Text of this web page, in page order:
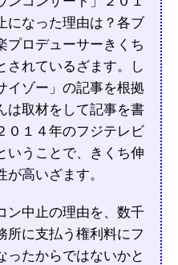
になった理由は？各ブ
プロデューサーきくち
されているざます。し
イゾー」の記事を根拠
は取材をして記事を書
１４年のフジテレビ
いうことで、きくち伸
高いざます。
ン中止の理由を、数千
所に支払う権利料にフ
ったからではないかと